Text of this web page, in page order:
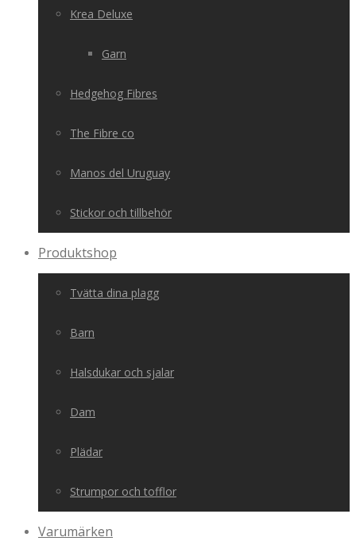
Krea Deluxe
Garn
Hedgehog Fibres
The Fibre co
Manos del Uruguay
Stickor och tillbehör
Produktshop
Tvätta dina plagg
Barn
Halsdukar och sjalar
Dam
Plädar
Strumpor och tofflor
Varumärken